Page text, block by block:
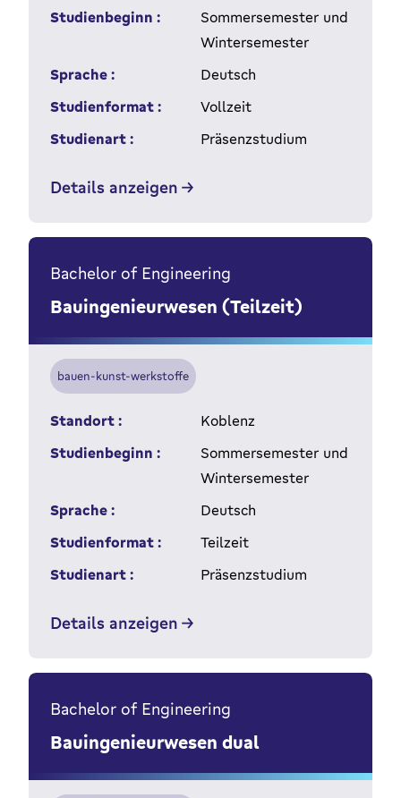
Studienbeginn :
Sommersemester und
Wintersemester
Sprache :
Deutsch
Studienformat :
Vollzeit
Studienart :
Präsenzstudium
Details anzeigen
Bachelor of Engineering
Bauingenieurwesen (Teilzeit)
bauen-kunst-werkstoffe
Standort :
Koblenz
Studienbeginn :
Sommersemester und
Wintersemester
Sprache :
Deutsch
Studienformat :
Teilzeit
Studienart :
Präsenzstudium
Details anzeigen
Bachelor of Engineering
Bauingenieurwesen dual